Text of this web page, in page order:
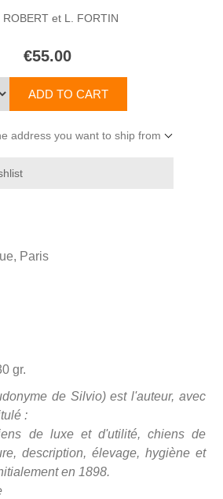
ROBERT et L. FORTIN
€55.00
address you want to ship from
Paris
gr.
de Silvio) est l'auteur, avec
:
de luxe et d'utilité, chiens de
description, élevage, hygiène et
en 1898.